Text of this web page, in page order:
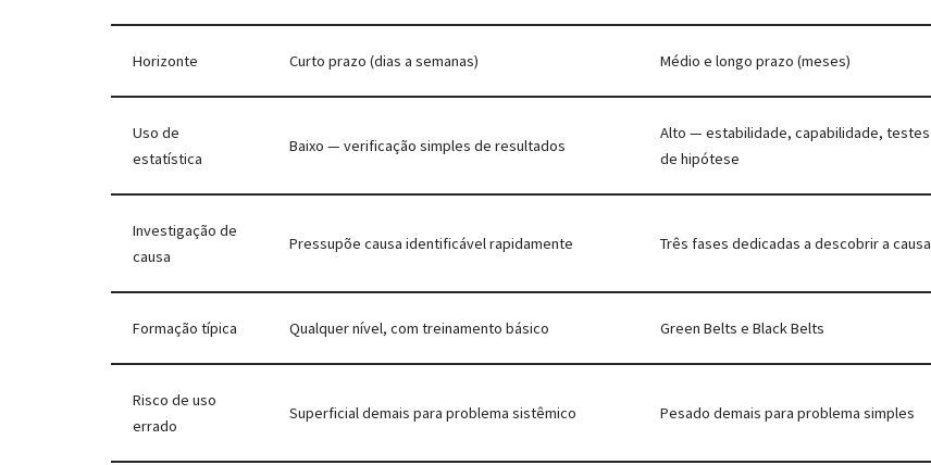
Horizonte Curto prazo (dias a semanas) Médio e longo prazo (meses)
Uso de
estatística
Baixo — verificação simples de resultados
Alto — estabilidade, capabilidade, testes
de hipótese
Investigação de
causa
Pressupõe causa identificável rapidamente Três fases dedicadas a descobrir a causa
Formação típica Qualquer nível, com treinamento básico Green Belts e Black Belts
Risco de uso
errado
Superficial demais para problema sistêmico Pesado demais para problema simples